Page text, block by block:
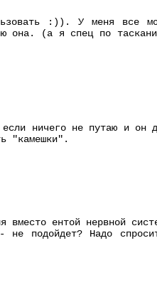
:)). У меня все
она. (а я спец по
ничего не путаю и он
"камешки".
вместо ентой нервной
не подойдет? Надо